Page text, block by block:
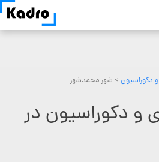
دکوراسیون > شهر محمدشهر
و دکوراسیون در